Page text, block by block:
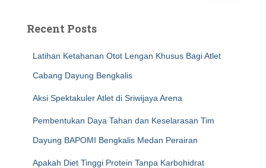
Recent Posts
Latihan Ketahanan Otot Lengan Khusus Bagi Atlet
Cabang Dayung Bengkalis
Aksi Spektakuler Atlet di Sriwijaya Arena
Pembentukan Daya Tahan dan Keselarasan Tim
Dayung BAPOMI Bengkalis Medan Perairan
Apakah Diet Tinggi Protein Tanpa Karbohidrat